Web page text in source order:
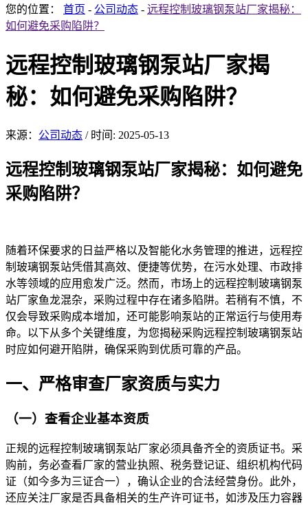
您的位置： 首页 - 公司动态 - 远程控制玻璃钢泵站厂家揭秘：
如何避免采购陷阱？
远程控制玻璃钢泵站厂家揭
秘：如何避免采购陷阱？
来源： 公司动态 / 时间: 2025-05-13
远程控制玻璃钢泵站厂家揭秘：如何避免
采购陷阱？
随着环保要求的日益严格以及智能化水务管理的推进，远程控
制玻璃钢泵站凭借其高效、便捷等优势，在污水处理、市政排
水等领域的应用愈发广泛。然而，市场上的远程控制玻璃钢泵
站厂家鱼龙混杂，采购过程中存在诸多陷阱。若稍有不慎，不
仅会导致采购成本增加，还可能影响泵站的正常运行与使用寿
命。以下从多个关键维度，为您揭秘采购远程控制玻璃钢泵站
时应如何避开陷阱，确保采购到优质可靠的产品。
一、严格审查厂家资质与实力
（一）查看企业基本资质
正规的远程控制玻璃钢泵站厂家必须具备齐全的资质证书。采
购前，务必查看厂家的营业执照、税务登记证、组织机构代码
证（如今多为三证合一），确认企业的合法经营身份。此外，
还应关注厂家是否具备相关的生产许可证书，如涉及压力容器